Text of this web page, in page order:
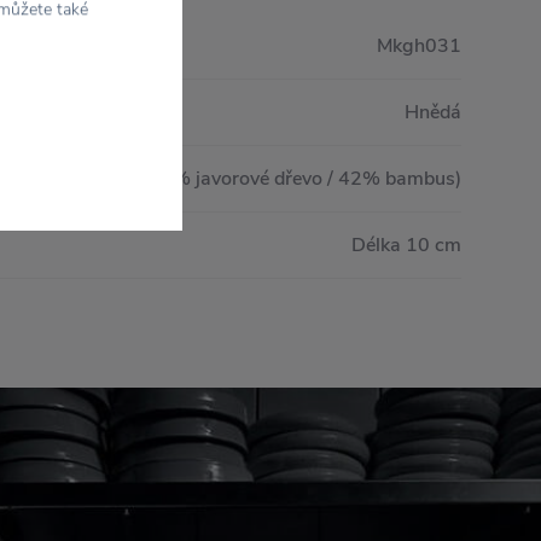
Mkgh031
Hnědá
Dřevo (58 % javorové dřevo / 42% bambus)
Délka 10 cm
také